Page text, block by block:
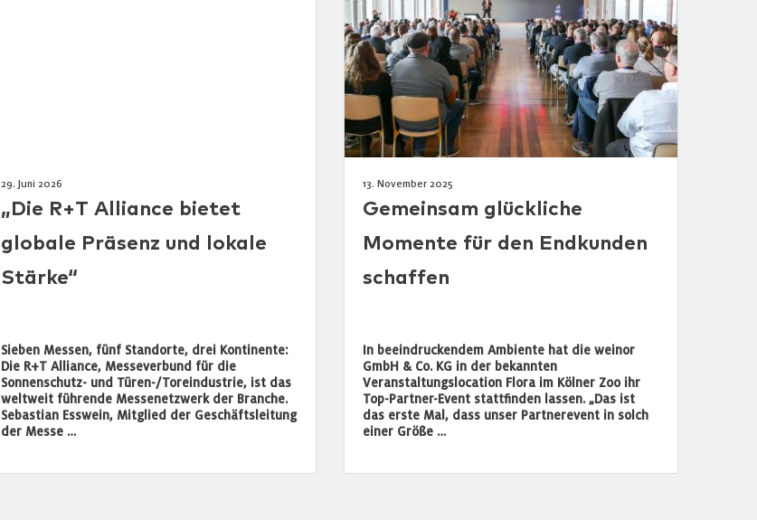
29. Juni 2026
„Die R+T Alliance bietet
globale Präsenz und lokale
Stärke“
Sieben Messen, fünf Standorte, drei Kontinente:
Die R+T Alliance, Messeverbund für die
Sonnenschutz- und Türen-/Toreindustrie, ist das
weltweit führende Messenetzwerk der Branche.
Sebastian Esswein, Mitglied der Geschäftsleitung
der Messe …
13. November 2025
Gemeinsam glückliche
Momente für den Endkunden
schaffen
In beeindruckendem Ambiente hat die weinor
GmbH & Co. KG in der bekannten
Veranstaltungslocation Flora im Kölner Zoo ihr
Top-Partner-Event stattfinden lassen. „Das ist
das erste Mal, dass unser Partnerevent in solch
einer Größe …